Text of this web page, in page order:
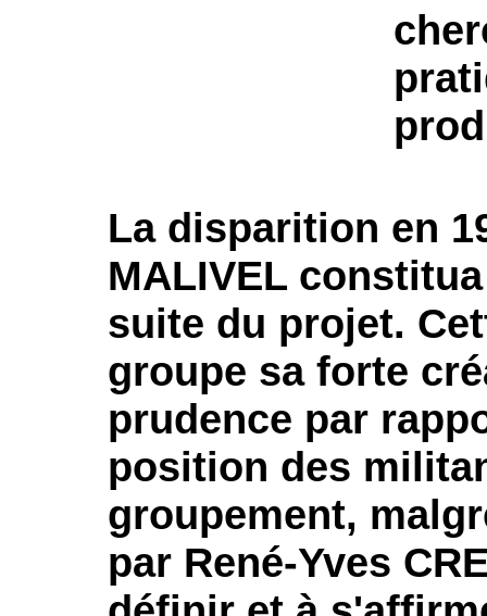
La disparition en
MALIVEL
suite du projet.
groupe sa forte
prudence par
position des
groupement,
par René-Yves